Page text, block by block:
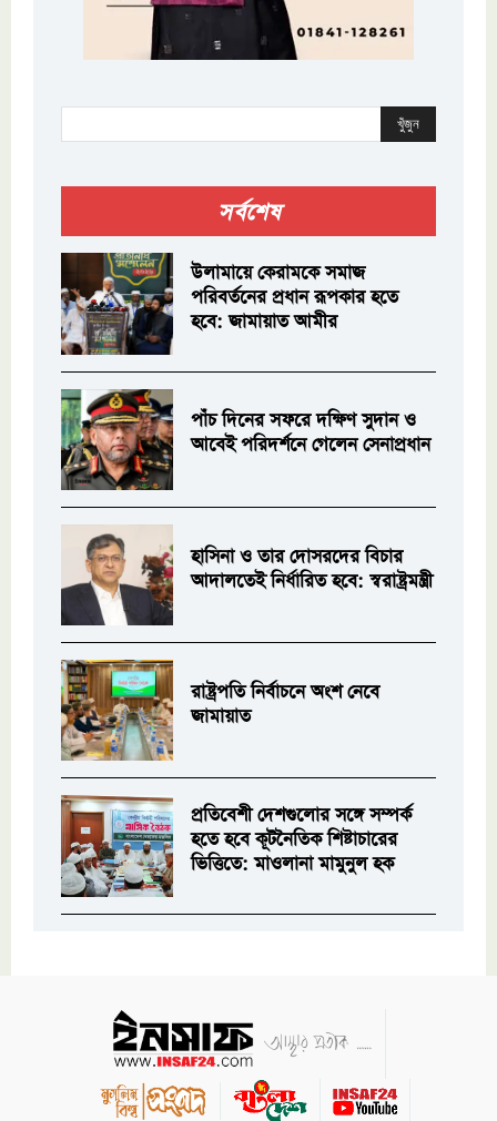
খুঁজুন
সর্বশেষ
উলামায়ে কেরামকে সমাজ
পরিবর্তনের প্রধান রূপকার হতে
হবে: জামায়াত আমীর
পাঁচ দিনের সফরে দক্ষিণ সুদান ও
আবেই পরিদর্শনে গেলেন সেনাপ্রধান
হাসিনা ও তার দোসরদের বিচার
আদালতেই নির্ধারিত হবে: স্বরাষ্ট্রমন্ত্রী
রাষ্ট্রপতি নির্বাচনে অংশ নেবে
জামায়াত
প্রতিবেশী দেশগুলোর সঙ্গে সম্পর্ক
হতে হবে কূটনৈতিক শিষ্টাচারের
ভিত্তিতে: মাওলানা মামুনুল হক